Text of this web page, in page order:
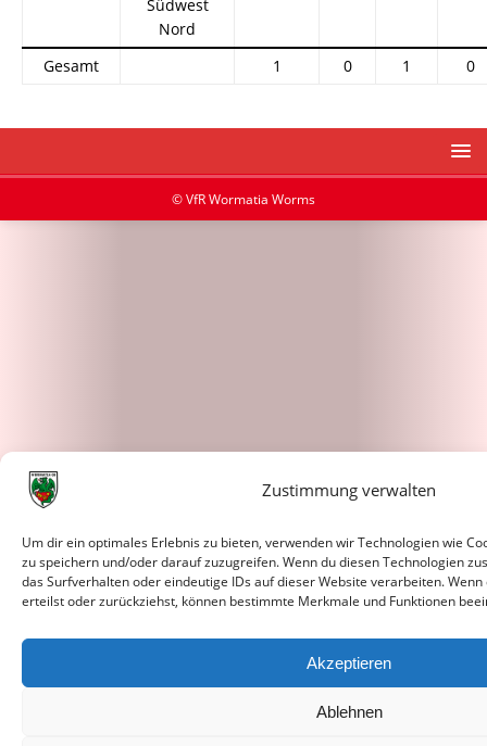
Zustimmung verwalten
Um dir ein optimales Erlebnis zu bieten, verwenden wir Technologien wie
zu speichern und/oder darauf zuzugreifen. Wenn du diesen Technologien
das Surfverhalten oder eindeutige IDs auf dieser Website verarbeiten.
erteilst oder zurückziehst, können bestimmte Merkmale und Funktionen
Akzeptieren
Ablehnen
Südwest
Nord
Gesamt 1 0 1 0
© VfR Wormatia Worms